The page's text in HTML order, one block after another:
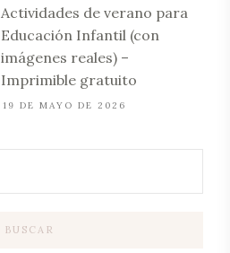
Actividades de verano para
Educación Infantil (con
imágenes reales) –
Imprimible gratuito
19 DE MAYO DE 2026
BUSCAR